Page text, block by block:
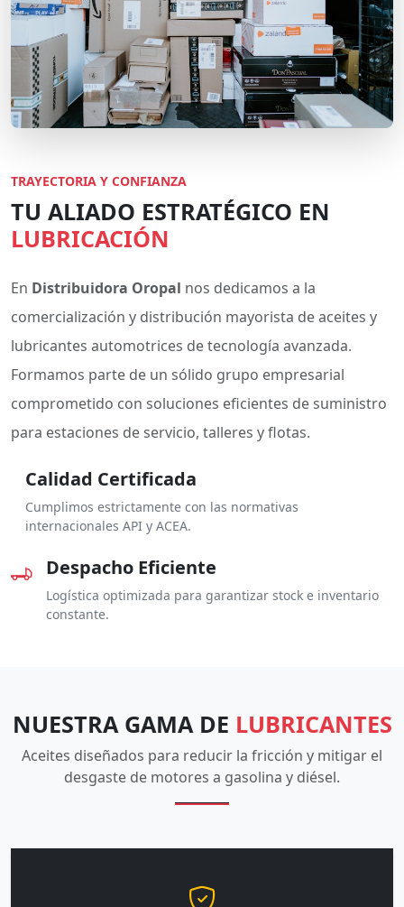
TRAYECTORIA Y CONFIANZA
TU ALIADO ESTRATÉGICO EN
LUBRICACIÓN
En Distribuidora Oropal nos dedicamos a la
comercialización y distribución mayorista de aceites y
lubricantes automotrices de tecnología avanzada.
Formamos parte de un sólido grupo empresarial
comprometido con soluciones eficientes de suministro
para estaciones de servicio, talleres y flotas.
Calidad Certificada
Cumplimos estrictamente con las normativas
internacionales API y ACEA.
Despacho Eficiente
Logística optimizada para garantizar stock e inventario
constante.
NUESTRA GAMA DE LUBRICANTES
Aceites diseñados para reducir la fricción y mitigar el
desgaste de motores a gasolina y diésel.